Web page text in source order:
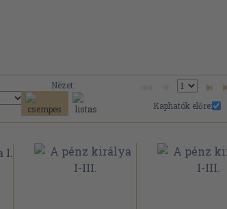
Nézet:
Kaphatók előre: